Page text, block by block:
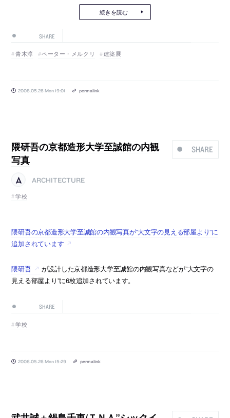
続きを読む
SHARE
青木淳 ペーター・メルクリ 建築展
2008.05.26 Mon 19:01 permalink
SHARE
隈研吾の京都造形大学至誠館の内観
写真
ARCHITECTURE
学校
隈研吾の京都造形大学至誠館の内観写真が”大文字の見える部屋より”に
追加されています
隈研吾
が設計した京都造形大学至誠館の内観写真などが”大文字の
見える部屋より”に6枚追加されています。
SHARE
学校
2008.05.26 Mon 15:29 permalink